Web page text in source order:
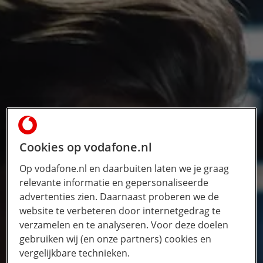
Cookies op vodafone.nl
Op vodafone.nl en daarbuiten laten we je graag
relevante informatie en gepersonaliseerde
advertenties zien. Daarnaast proberen we de
website te verbeteren door internetgedrag te
verzamelen en te analyseren. Voor deze doelen
gebruiken wij (en onze partners) cookies en
vergelijkbare technieken.